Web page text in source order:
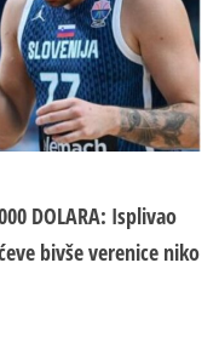
DOLARA: Isplivao
bivše verenice niko